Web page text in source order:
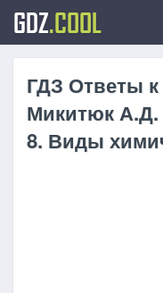
GDZ.COOL
ГДЗ Ответы к
Микитюк
8. Виды